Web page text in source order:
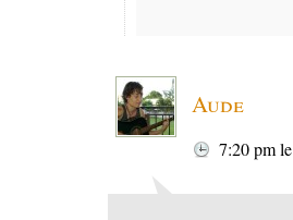
Aude
7:20 pmle